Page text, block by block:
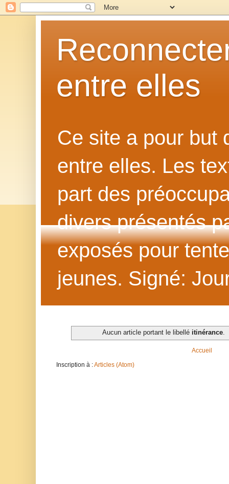
entre elles
Ce site a pour but
entre elles. Les
part des
divers présentés
exposés pour
jeunes. Signé:
Aucun article portant le libellé itinérance.
Accueil
Inscription à :Articles (Atom)